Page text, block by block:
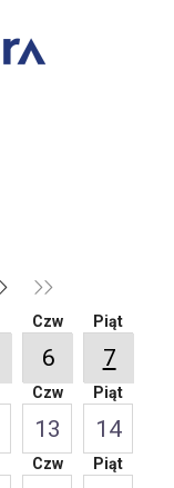
Czw
6
Piąt
7
Czw
13
Piąt
14
Czw Piąt